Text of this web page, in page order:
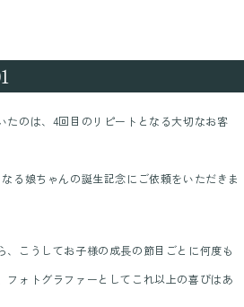
たのは、4回目のリピートとなる大切なお客
る娘ちゃんの誕生記念にご依頼をいただきま
、こうしてお子様の成長の節目ごとに何度も
フォトグラファーとしてこれ以上の喜びはあ